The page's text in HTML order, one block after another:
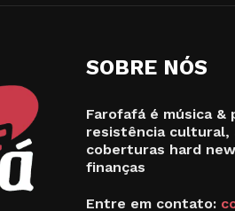
SOBRE NÓS
Farofafá é música
resistência cultural,
coberturas hard
finanças
Entre em contato: